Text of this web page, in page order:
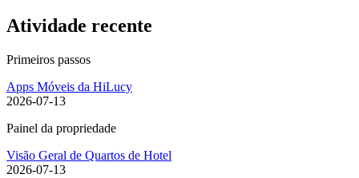
Atividade recente
Primeiros passos
Apps Móveis da HiLucy
2026-07-13
Painel da propriedade
Visão Geral de Quartos de Hotel
2026-07-13